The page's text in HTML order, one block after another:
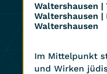
Waltershausen
Waltershausen |
Waltershausen
Im Mittelpunkt
und Wirken